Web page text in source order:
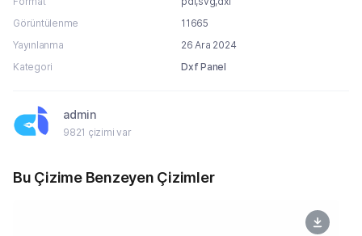
Görüntülenme
11665
Yayınlanma
26 Ara 2024
Kategori
Dxf Panel
admin
9821 çizimi var
Bu Çizime Benzeyen Çizimler